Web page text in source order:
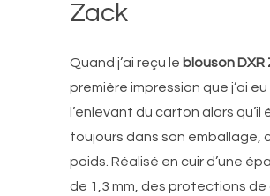
Zack
Quand j’ai reçu le blouson DXR
première impression que j’ai eu
l’enlevant du carton alors qu’il
toujours dans son emballage,
poids. Réalisé en cuir d’une
de 1,3 mm, des protections de